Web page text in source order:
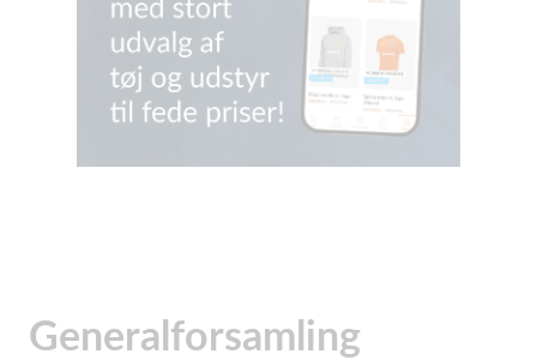
Generalforsamling